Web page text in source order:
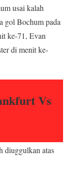
usai kalah
gol Bochum pada
ke-71, Evan
di menit ke-
Vs
diuggulkan atas